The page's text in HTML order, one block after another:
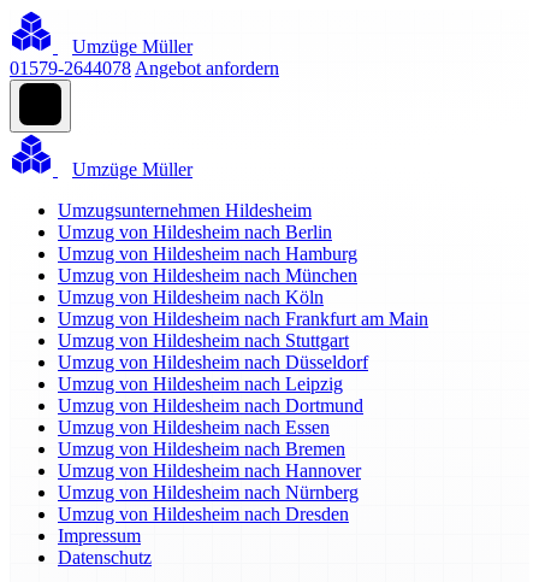
Umzüge Müller
01579-2644078 Angebot anfordern
Umzüge Müller
Umzugsunternehmen Hildesheim
Umzug von Hildesheim nach Berlin
Umzug von Hildesheim nach Hamburg
Umzug von Hildesheim nach München
Umzug von Hildesheim nach Köln
Umzug von Hildesheim nach Frankfurt am Main
Umzug von Hildesheim nach Stuttgart
Umzug von Hildesheim nach Düsseldorf
Umzug von Hildesheim nach Leipzig
Umzug von Hildesheim nach Dortmund
Umzug von Hildesheim nach Essen
Umzug von Hildesheim nach Bremen
Umzug von Hildesheim nach Hannover
Umzug von Hildesheim nach Nürnberg
Umzug von Hildesheim nach Dresden
Impressum
Datenschutz